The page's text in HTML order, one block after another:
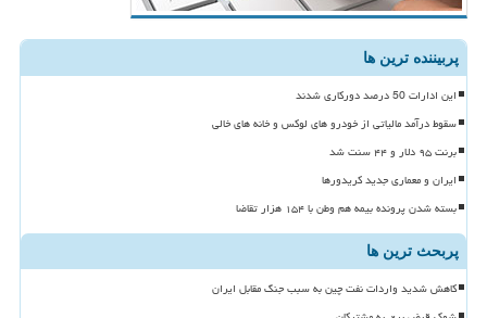
پربیننده ترین ها
این ادارات 50 درصد دورکاری شدند
سقوط درآمد مالیاتی از خودرو های لوکس و خانه های خالی
برنت ۹۵ دلار و ۴۴ سنت شد
ایران و معماری جدید کریدورها
بسته شدن پرونده بیمه هم وطن با ۱۵۴ هزار تقاضا
پربحث ترین ها
کاهش شدید واردات نفت چین به سبب جنگ مقابل ایران